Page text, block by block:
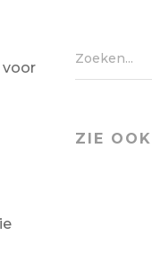
voor
Zoeken...
ZIE OOK